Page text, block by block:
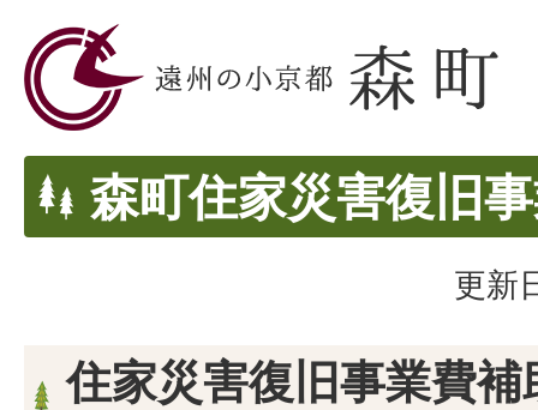
森町住家災害復旧
更新
住家災害復旧事業費